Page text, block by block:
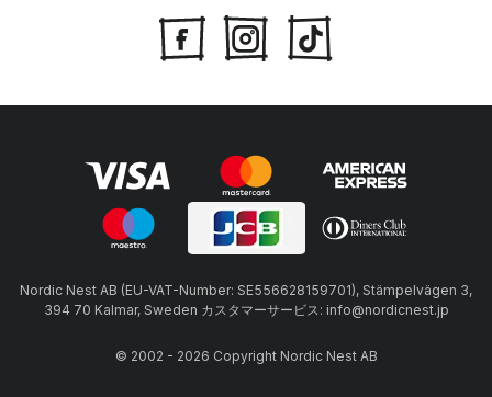
Nordic Nest AB (EU-VAT-Number: SE556628159701), Stämpelvägen 3,
394 70 Kalmar, Sweden カスタマーサービス: info@nordicnest.jp
© 2002 - 2026 Copyright Nordic Nest AB